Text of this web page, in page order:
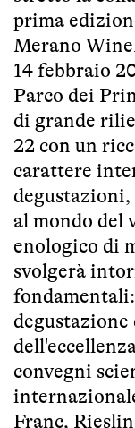
prima
Merano
14 febbraio
Parco dei
di grande
22 con un
carattere
al mondo del
enologico di
svolgerà
degustazione
convegni
Franc,